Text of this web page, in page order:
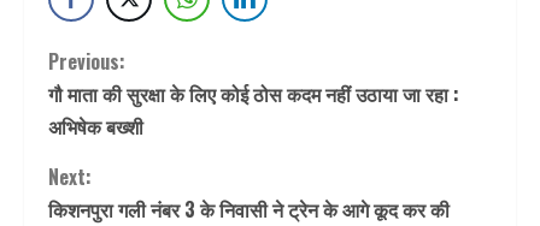
Continue
Reading
Previous:
गौ माता की सुरक्षा के लिए कोई ठोस कदम नहीं उठाया जा रहा :
अभिषेक बख्शी
Next:
किशनपुरा गली नंबर 3 के निवासी ने ट्रेन के आगे कूद कर की